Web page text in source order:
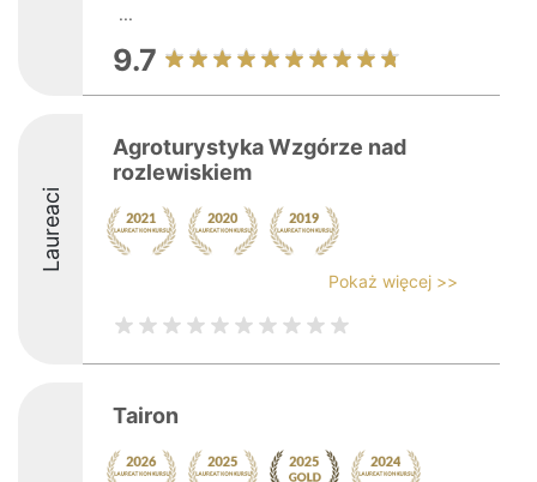
...
9.7
Laureaci
Agroturystyka Wzgórze nad
rozlewiskiem
Pokaż więcej >>
Tairon